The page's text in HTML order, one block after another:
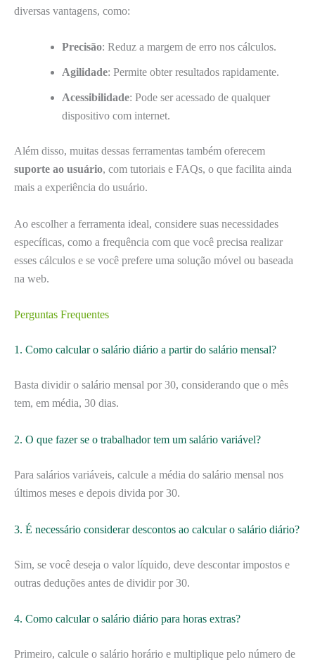
diversas vantagens, como:
Precisão: Reduz a margem de erro nos cálculos.
Agilidade: Permite obter resultados rapidamente.
Acessibilidade: Pode ser acessado de qualquer
dispositivo com internet.
Além disso, muitas dessas ferramentas também oferecem
suporte ao usuário, com tutoriais e FAQs, o que facilita ainda
mais a experiência do usuário.
Ao escolher a ferramenta ideal, considere suas necessidades
específicas, como a frequência com que você precisa realizar
esses cálculos e se você prefere uma solução móvel ou baseada
na web.
Perguntas Frequentes
1. Como calcular o salário diário a partir do salário mensal?
Basta dividir o salário mensal por 30, considerando que o mês
tem, em média, 30 dias.
2. O que fazer se o trabalhador tem um salário variável?
Para salários variáveis, calcule a média do salário mensal nos
últimos meses e depois divida por 30.
3. É necessário considerar descontos ao calcular o salário diário?
Sim, se você deseja o valor líquido, deve descontar impostos e
outras deduções antes de dividir por 30.
4. Como calcular o salário diário para horas extras?
Primeiro, calcule o salário horário e multiplique pelo número de